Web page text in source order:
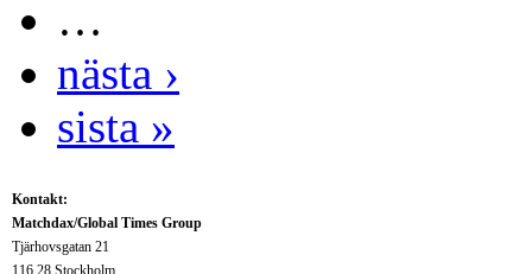
…
nästa ›
sista »
Kontakt:
Matchdax/Global Times Group
Tjärhovsgatan 21
116 28 Stockholm